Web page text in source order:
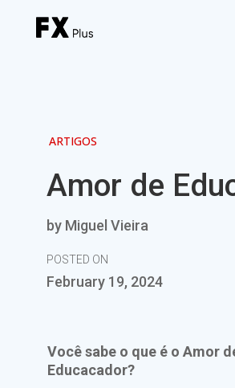
ARTIGOS
Amor de
by Miguel Vieira
POSTED ON
February 19, 2024
Você sabe o que é o Amor
Educacador?